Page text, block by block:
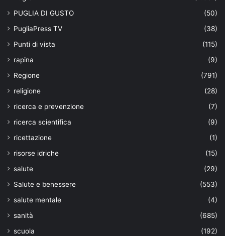
PUGLIA DI GUSTO
(50)
PugliaPress TV
(38)
Punti di vista
(115)
rapina
(9)
Regione
(791)
religione
(28)
ricerca e prevenzione
(7)
ricerca scientifica
(9)
ricettazione
(1)
risorse idriche
(15)
salute
(29)
Salute e benessere
(553)
salute mentale
(4)
sanità
(685)
scuola
(192)